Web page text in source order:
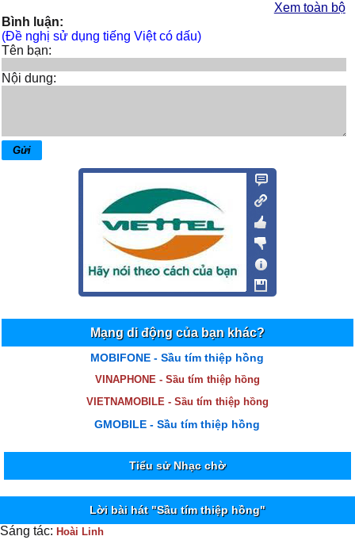
Xem toàn bộ
Bình luận:
(Đề nghị sử dụng tiếng Việt có dấu)
Tên bạn:
Nội dung:
Mạng di động của bạn khác?
MOBIFONE - Sầu tím thiệp hồng
VINAPHONE - Sầu tím thiệp hồng
VIETNAMOBILE - Sầu tím thiệp hồng
GMOBILE - Sầu tím thiệp hồng
Tiểu sử Nhạc chờ
Lời bài hát "Sầu tím thiệp hồng"
Sáng tác: Hoài Linh